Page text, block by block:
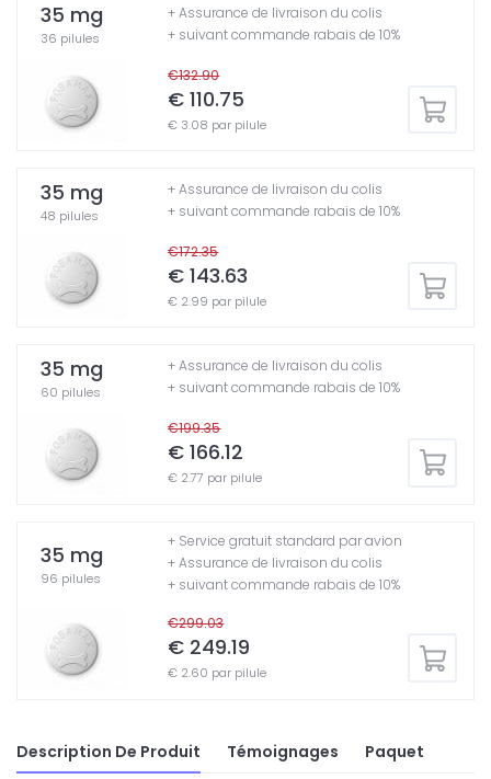
35 mg
36 pilules
€132.90
€ 110.75
€ 3.08 par pilule
+ Assurance de livraison du colis
+ suivant commande rabais de 10%
35 mg
48 pilules
€172.35
€ 143.63
€ 2.99 par pilule
+ Assurance de livraison du colis
+ suivant commande rabais de 10%
35 mg
60 pilules
€199.35
€ 166.12
€ 2.77 par pilule
+ Assurance de livraison du colis
+ suivant commande rabais de 10%
35 mg
96 pilules
€299.03
€ 249.19
€ 2.60 par pilule
+ Service gratuit standard par avion
+ Assurance de livraison du colis
+ suivant commande rabais de 10%
Description De Produit Témoignages Paquet